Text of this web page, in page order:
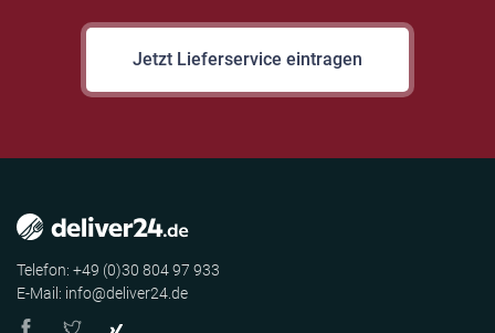
Jetzt Lieferservice eintragen
Telefon: +49 (0)30 804 97 933
E-Mail: info@deliver24.de